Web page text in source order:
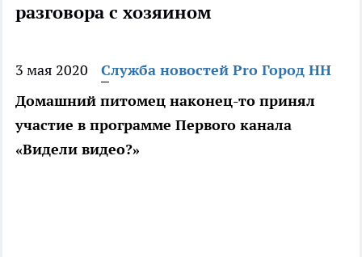
разговора с хозяином
3 мая 2020
Служба новостей Pro Город НН
Домашний питомец наконец-то принял
участие в программе Первого канала
«Видели видео?»